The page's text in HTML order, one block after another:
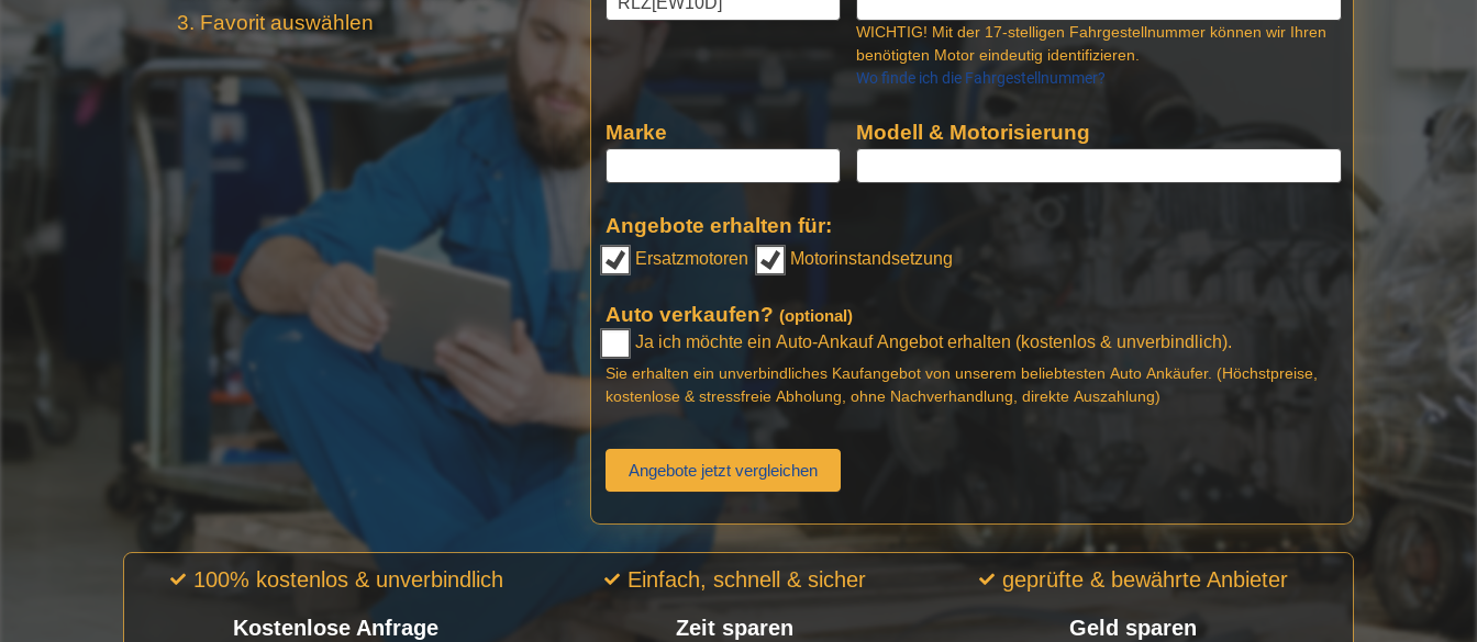
Favorit auswählen
WICHTIG! Mit der 17-stelligen Fahrgestellnummer können wir Ihren
benötigten Motor eindeutig identifizieren.
Wo finde ich die Fahrgestellnummer?
Marke Modell & Motorisierung
Angebote erhalten für:
Ersatzmotoren Motorinstandsetzung
Auto verkaufen? (optional)
Ja ich möchte ein Auto-Ankauf Angebot erhalten (kostenlos & unverbindlich).
Sie erhalten ein unverbindliches Kaufangebot von unserem beliebtesten Auto Ankäufer. (Höchstpreise,
kostenlose & stressfreie Abholung, ohne Nachverhandlung, direkte Auszahlung)
Angebote jetzt vergleichen
100% kostenlos & unverbindlich
Kostenlose Anfrage
Einfach, schnell & sicher
Zeit sparen
geprüfte & bewährte Anbieter
Geld sparen